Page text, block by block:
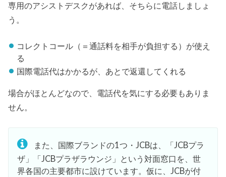
専用のアシストデスクがあれば、そちらに電話しましょ
う。
コレクトコール（＝通話料を相手が負担する）が使え
る
国際電話代はかかるが、あとで返還してくれる
場合がほとんどなので、電話代を気にする必要もありま
せん。
また、国際ブランドの1つ・JCBは、「JCBプラ
ザ」「JCBプラザラウンジ」という対面窓口を、世
界各国の主要都市に設けています。仮に、JCBが付